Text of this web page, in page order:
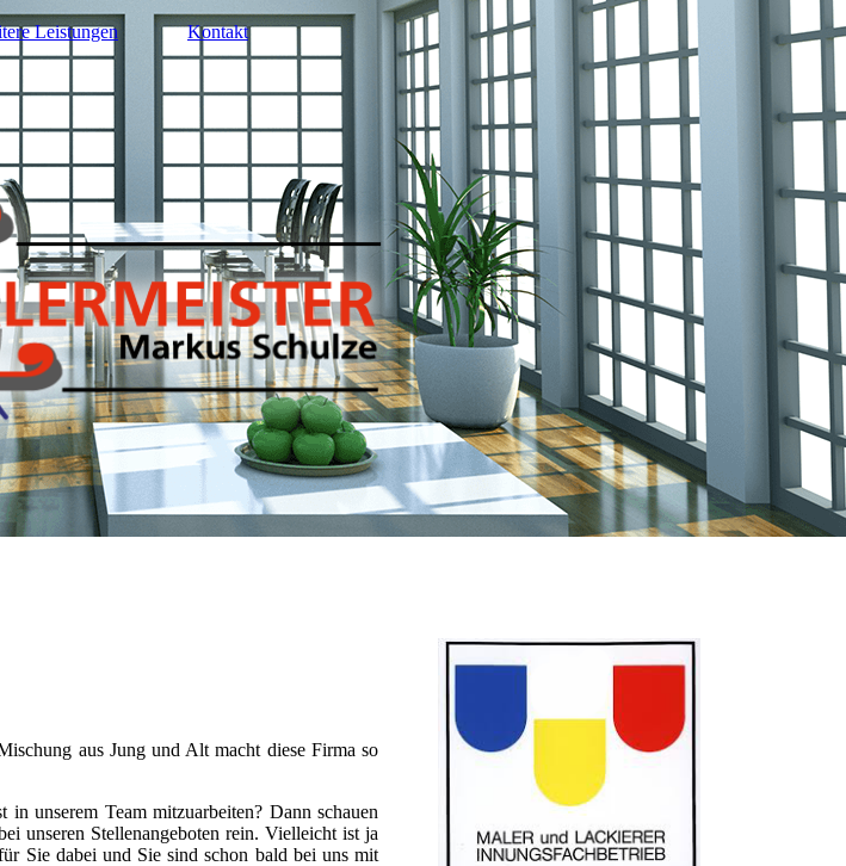
Leistungen Kontakt
aus Jung und Alt macht diese Firma so
in unserem Team mitzuarbeiten? Dann schauen
unseren Stellenangeboten rein. Vielleicht ist ja
Sie dabei und Sie sind schon bald bei uns mit